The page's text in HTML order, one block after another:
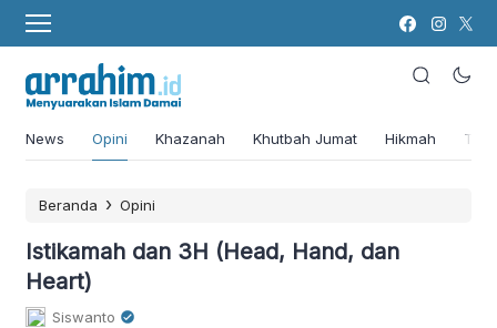
News Opini Khazanah Khutbah Jumat Hikmah
Beranda › Opini
Istikamah dan 3H (Head, Hand, dan
Heart)
Siswanto